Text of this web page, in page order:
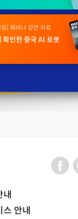
] 웨비나 강연 자료
인한 중국 AI 로봇
안내